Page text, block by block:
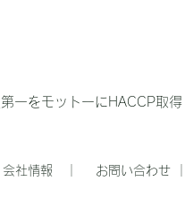
一をモットーにHACCP取得
会社情報 ｜ お問い合わせ ｜